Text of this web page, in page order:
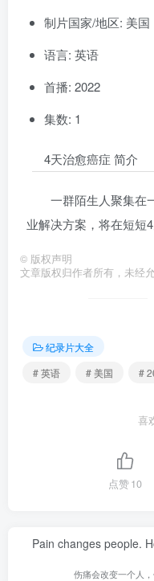
制片国家/地区: 美国
语言: 英语
首播: 2022
集数: 1
4天治愈癌症 简介
一群陌生人聚集在
业解决方案，将在短短
© 版权声明
文章版权归作者所有，未经
纪录片大全
# 英语
# 美国 #
喜
点赞10
Pain changes people.
伤痛会改变一个人